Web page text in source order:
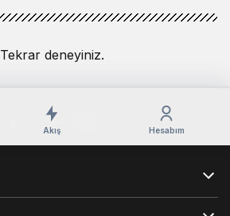
Tekrar deneyiniz.
Akış Hesabım